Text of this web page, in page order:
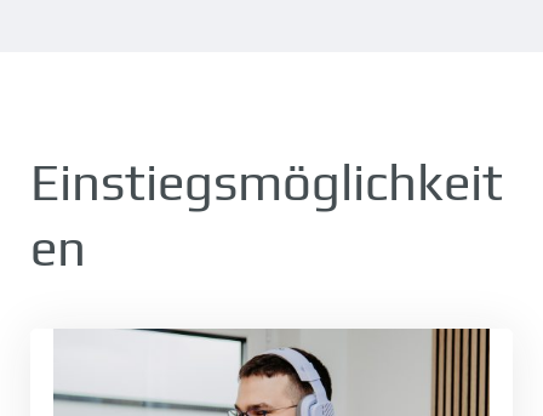
Einstiegsmöglichkeit
en